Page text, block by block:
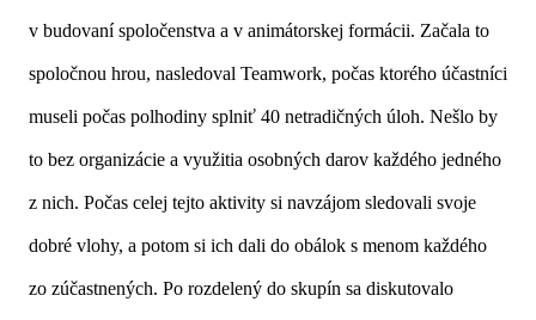
v budovaní spoločenstva a v animátorskej formácii. Začala to
spoločnou hrou, nasledoval Teamwork, počas ktorého účastníci
museli počas polhodiny splniť 40 netradičných úloh. Nešlo by
to bez organizácie a využitia osobných darov každého jedného
z nich. Počas celej tejto aktivity si navzájom sledovali svoje
dobré vlohy, a potom si ich dali do obálok s menom každého
zo zúčastnených. Po rozdelený do skupín sa diskutovalo